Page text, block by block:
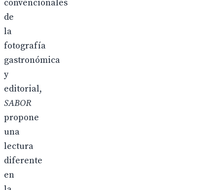
convencionales
de
la
fotografía
gastronómica
y
editorial,
SABOR
propone
una
lectura
diferente
en